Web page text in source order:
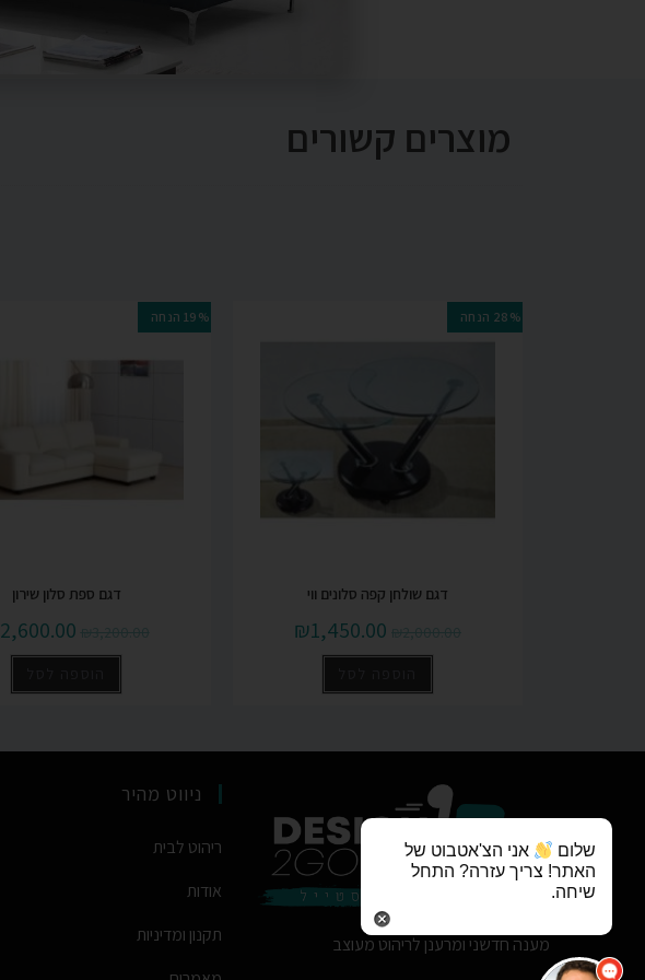
מוצרים קשורים
28% הנחה
דגם שולחן קפה סלונים ווי
₪2,000.00
₪1,450.00
19% הנחה
דגם ספת סלון שירון
₪3,200.00
2,600.00
מענה חדשני ומרענן לריהוט מעוצב
ניווט מהיר
ריהוט לבית
אודות
תקנון ומדיניות